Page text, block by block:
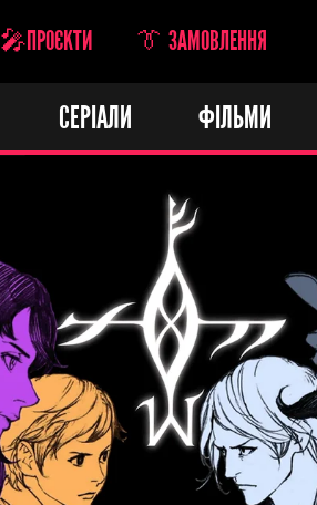
🎤ПРОЄКТИ 👔 ЗАМОВЛЕННЯ
СЕРІАЛИ ФІЛЬМИ